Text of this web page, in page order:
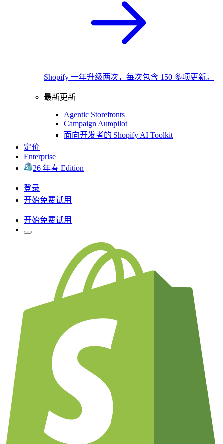
Shopify 一年升级两次，每次包含 150 多项更新。
最新更新
Agentic Storefronts
Campaign Autopilot
面向开发者的 Shopify AI Toolkit
定价
Enterprise
26 年春 Edition
登录
开始免费试用
开始免费试用